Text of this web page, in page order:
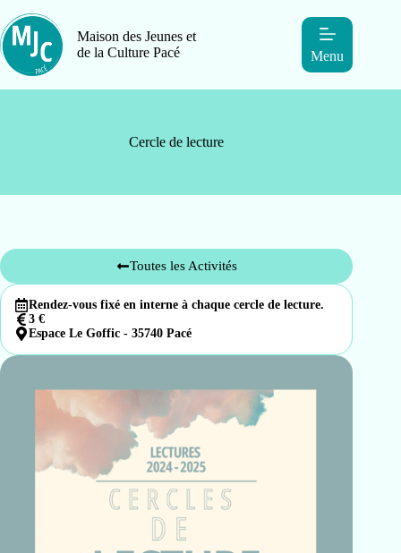
Maison des Jeunes et
de la Culture Pacé
Menu
Cercle de lecture
Toutes les Activités
Rendez-vous fixé en interne à chaque cercle de lecture.
3 €
Espace Le Goffic - 35740 Pacé